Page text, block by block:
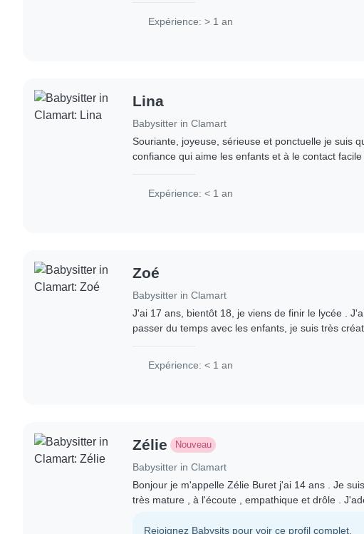
Expérience: > 1 an
Lina
Babysitter in Clamart
Souriante, joyeuse, sérieuse et ponctuelle je suis
confiance qui aime les enfants et à le contact facile
Expérience: < 1 an
Zoé
Babysitter in Clamart
J'ai 17 ans, bientôt 18, je viens de finir le lycée .
passer du temps avec les enfants, je suis très
Expérience: < 1 an
Zélie Nouveau
Babysitter in Clamart
Bonjour je m'appelle Zélie Buret j'ai 14 ans . Je
très mature , à l'écoute , empathique et drôle .
Rejoignez Babysits pour voir ce profil complet.